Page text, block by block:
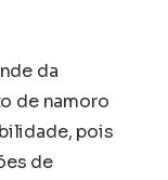
da
de namoro
pois
de